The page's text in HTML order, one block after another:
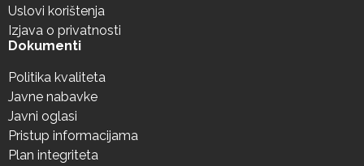
Uslovi korištenja
Izjava o privatnosti
Dokumenti
Politika kvaliteta
Javne nabavke
Javni oglasi
Pristup informacijama
Plan integriteta